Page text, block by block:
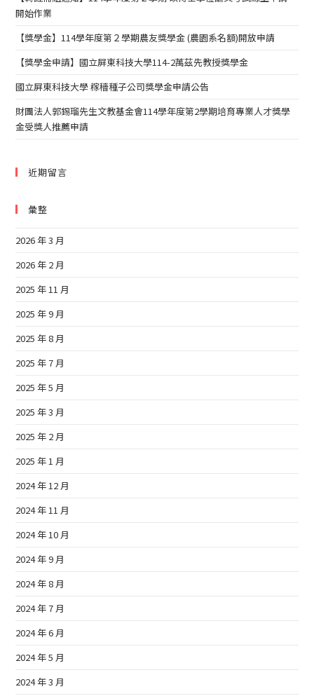
開始作業
【獎學金】114學年度第２學期農友獎學金 (農園系名額)開放申請
【獎學金申請】國立屏東科技大學114-2萬茲先教授獎學金
國立屏東科技大學 稼穡種子公司獎學金申請公告
財團法人郭錫瑠先生文教基金會114學年度第2學期培育專業人才獎學
金受獎人推薦申請
近期留言
彙整
2026 年 3 月
2026 年 2 月
2025 年 11 月
2025 年 9 月
2025 年 8 月
2025 年 7 月
2025 年 5 月
2025 年 3 月
2025 年 2 月
2025 年 1 月
2024 年 12 月
2024 年 11 月
2024 年 10 月
2024 年 9 月
2024 年 8 月
2024 年 7 月
2024 年 6 月
2024 年 5 月
2024 年 3 月